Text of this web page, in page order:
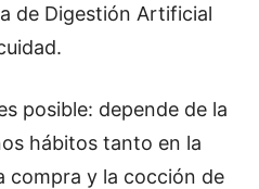
de Digestión Artificial
posible: depende de la
hábitos tanto en la
compra y la cocción de